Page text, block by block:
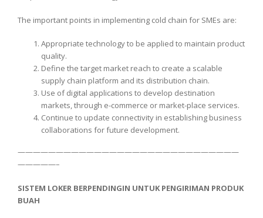
The important points in implementing cold chain for SMEs are:
Appropriate technology to be applied to maintain product
quality.
Define the target market reach to create a scalable
supply chain platform and its distribution chain.
Use of digital applications to develop destination
markets, through e-commerce or market-place services.
Continue to update connectivity in establishing business
collaborations for future development.
—————————————————————————————
—————–
SISTEM LOKER BERPENDINGIN UNTUK PENGIRIMAN PRODUK
BUAH